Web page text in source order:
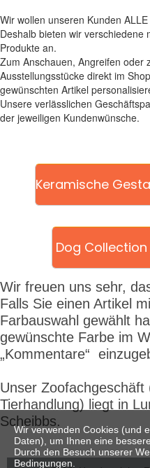
Wir wollen unseren Kunden
Deshalb bieten wir
Produkte an.
Zum Anschauen, Angreifen oder
Ausstellungsstücke direkt im
gewünschten Artikel
Unsere verlässlichen
der jeweiligen Kundenwünsche.
Keramische
Dog
Wir freuen uns sehr,
Falls Sie einen Artikel
Farbauswahl gewählt
gewünschte Farbe im
„Kommentare“
Unser Zoofachgeschäft
Tierhandlung) liegt in
Scheibbs.
Wir verwenden Cookies (und
Daten), um Ihnen eine
Durch den Besuch unserer
Bedingungen.